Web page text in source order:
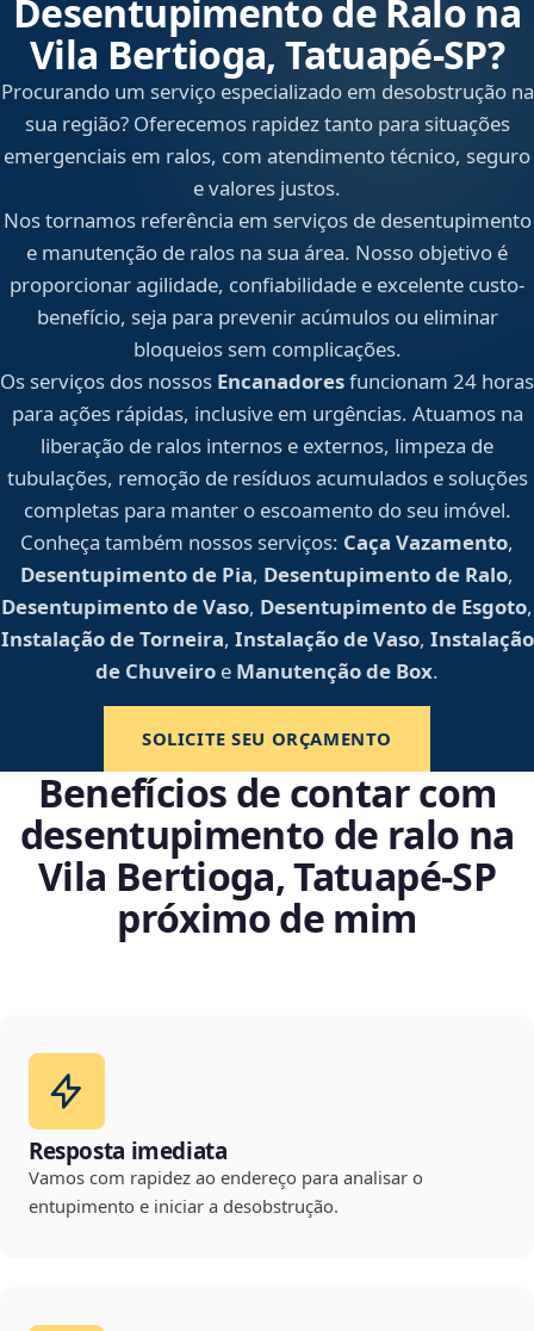
Desentupimento de Ralo na
Vila Bertioga, Tatuapé‑SP?
Procurando um serviço especializado em desobstrução na
sua região? Oferecemos rapidez tanto para situações
emergenciais em ralos, com atendimento técnico, seguro
e valores justos.
Nos tornamos referência em serviços de desentupimento
e manutenção de ralos na sua área. Nosso objetivo é
proporcionar agilidade, confiabilidade e excelente custo-
benefício, seja para prevenir acúmulos ou eliminar
bloqueios sem complicações.
Os serviços dos nossos Encanadoresfuncionam 24 horas
para ações rápidas, inclusive em urgências. Atuamos na
liberação de ralos internos e externos, limpeza de
tubulações, remoção de resíduos acumulados e soluções
completas para manter o escoamento do seu imóvel.
Conheça também nossos serviços: Caça Vazamento,
Desentupimento de Pia, Desentupimento de Ralo,
Desentupimento de Vaso, Desentupimento de Esgoto,
Instalação de Torneira, Instalação de Vaso, Instalação
de Chuveiro e Manutenção de Box.
SOLICITE SEU ORÇAMENTO
Benefícios de contar com
desentupimento de ralo na
Vila Bertioga, Tatuapé‑SP
próximo de mim
Resposta imediata
Vamos com rapidez ao endereço para analisar o
entupimento e iniciar a desobstrução.